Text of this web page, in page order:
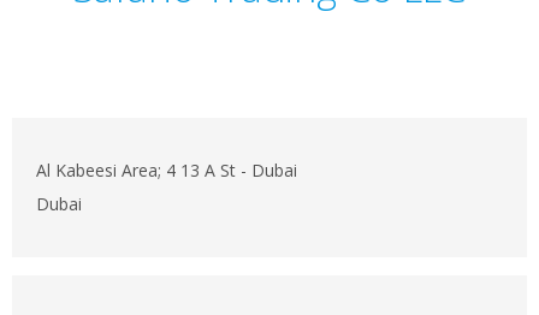
Al Kabeesi Area; 4 13 A St - Dubai
Dubai